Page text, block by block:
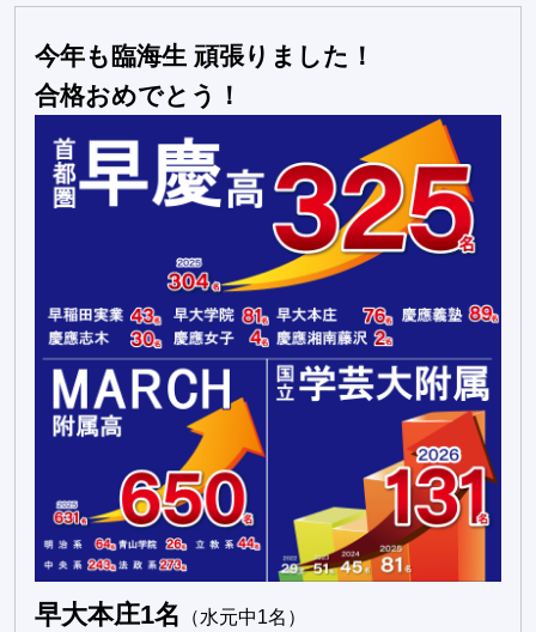
今年も臨海生 頑張りました！
合格おめでとう！
早大本庄1名 （水元中1名）